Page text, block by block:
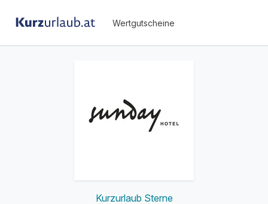
Wertgutscheine
Kurzurlaub Sterne